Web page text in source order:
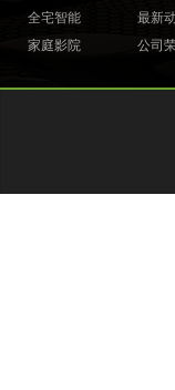
全宅智能
家庭影院
最新
公司